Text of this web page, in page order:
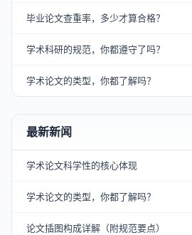
毕业论文查重率，多少才算合格？
学术科研的规范，你都遵守了吗？
学术论文的类型，你都了解吗？
最新新闻
学术论文科学性的核心体现
学术论文的类型，你都了解吗？
论文插图构成详解（附规范要点）